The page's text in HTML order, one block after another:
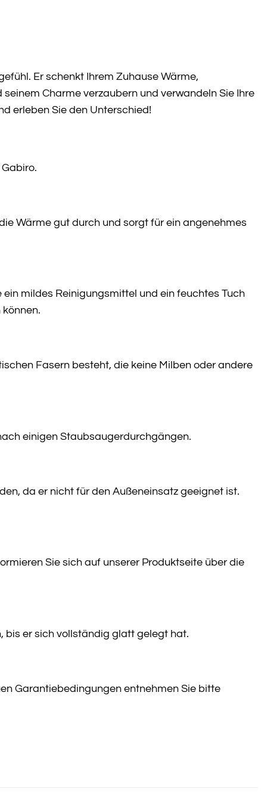
Er schenkt Ihrem Zuhause Wärme,
Charme verzaubern und verwandeln Sie Ihre
erleben Sie den Unterschied!
Wärme gut durch und sorgt für ein angenehmes
mildes Reinigungsmittel und ein feuchtes Tuch
Fasern besteht, die keine Milben oder andere
einigen Staubsaugerdurchgängen.
da er nicht für den Außeneinsatz geeignet ist.
Sie sich auf unserer Produktseite über die
bis er sich vollständig glatt gelegt hat.
Garantiebedingungen entnehmen Sie bitte